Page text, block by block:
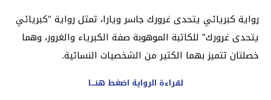
رواية كبريائي يتحدى غرورك جاسر ويارا، تمثل رواية “كبريائي
يتحدى غرورك” للكاتبة الموهوبة صفة الكبرياء والغرور، وهما
خصلتان تتميز بهما الكثير من الشخصيات النسائية.
لقراءة الرواية اضغط هنـــا